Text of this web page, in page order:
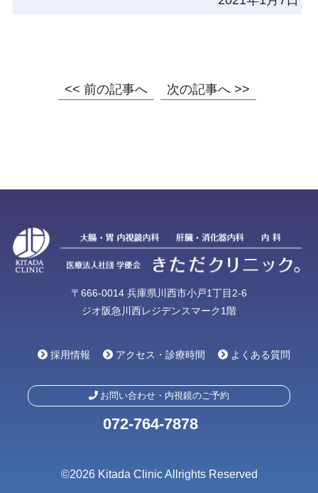
<< 前の記事へ 次の記事へ >>
〒666-0014 兵庫県川西市小戸1丁目2-6
ジオ阪急川西レジデンスマーク1階
採用情報 アクセス・診療時間 よくある質問
お問い合わせ・内視鏡のご予約
072-764-7878
©2026 Kitada Clinic Allrights Reserved